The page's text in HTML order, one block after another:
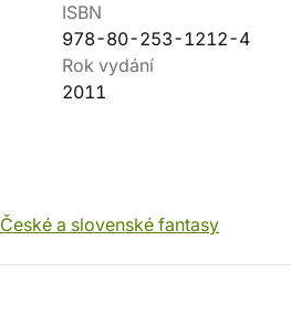
ISBN
978-80-253-1212-4
Rok vydání
2011
České a slovenské fantasy